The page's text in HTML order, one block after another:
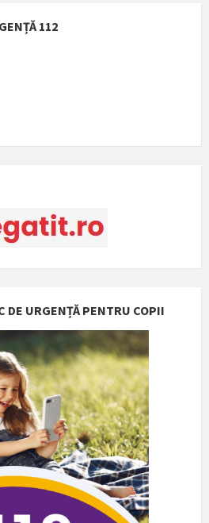
112
DE URGENȚĂ PENTRU COPII